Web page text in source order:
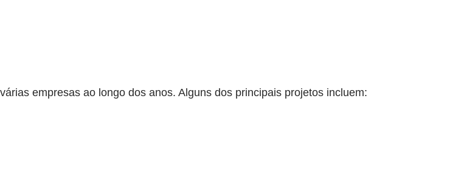
empresas ao longo dos anos. Alguns dos principais projetos incluem: